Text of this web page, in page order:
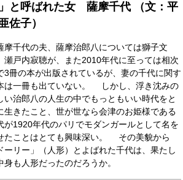
と呼ばれた女 薩摩千代 （文：平
佐子）
千代の夫、薩摩治郎八については獅子文
瀬戸内寂聴が、また2010年代に至っては相次
3冊の本が出版されているが、妻の千代に関す
は一冊も出ていない。 しかし、浮き沈みの
い治郎八の人生の中でもっともいい時代をと
生きたこと、世が世なら会津のお姫様である
が1920年代のパリでモダンガールとして名を
たことはとても興味深い。 その美貌から
ーリー」（人形）とよばれた千代は、果たし
身も人形だったのだろうか。